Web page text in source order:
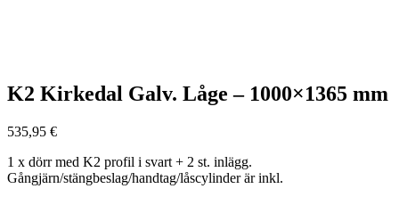
K2 Kirkedal Galv. Låge – 1000×1365 mm
535,95 €
1 x dörr med K2 profil i svart + 2 st. inlägg.
Gångjärn/stängbeslag/handtag/låscylinder är inkl.